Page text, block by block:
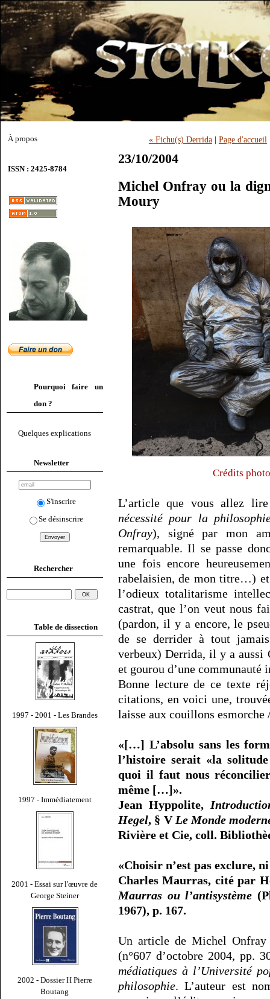
À propos
ISSN : 2425-8784
Pourquoi faire un
don ?
Quelques explications
Newsletter
S'inscrire
Se désinscrire
Rechercher
Table de dissection
1997 - 2001 - Les Brandes
1997 - Immédiatement
2001 - Essai sur l'œuvre de
George Steiner
2002 - Dossier H Pierre
Boutang
« Fichu(s) Derrida| Page d'accueil
23/10/2004
Michel Onfray ou la
Moury
Crédits
L’article que vous allez
nécessité pour la
Onfray), signé par mon
remarquable. Il se passe
une fois encore
rabelaisien, de mon titre…)
l’odieux totalitarisme
castrat, que l’on veut nous
(pardon, il y a encore, le
de se derrider à tout
verbeux) Derrida, il y a aussi
et gourou d’une
Bonne lecture de ce texte
citations, en voici une,
laisse aux couillons
«[…] L’absolu sans les
l’histoire serait «la
quoi il faut nous
même […]».
Jean Hyppolite,
Hegel, § V Le Monde
Rivière et Cie, coll.
«Choisir n’est pas exclure,
Charles Maurras, cité par
Maurras ou l’antisystème
1967), p. 167.
Un article de Michel
(n°607 d’octobre 2004, pp.
médiatiques à l’Université
philosophie. L’auteur est